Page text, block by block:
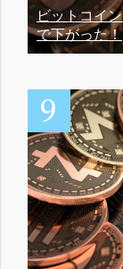
ビットコイ
で下がった！